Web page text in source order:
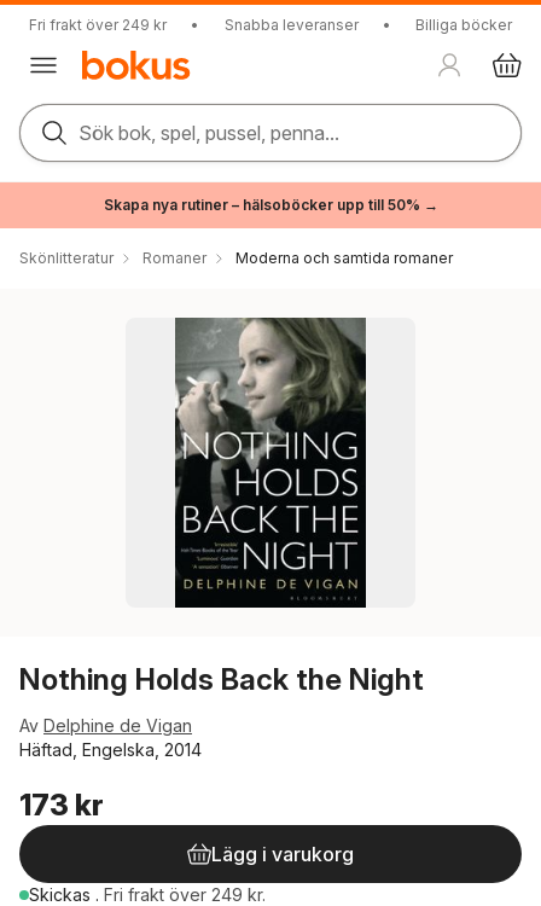
Fri frakt över 249 kr • Snabba leveranser • Billiga böcker
Sök bok, spel, pussel, penna...
Skapa nya rutiner – hälsoböcker upp till 50% →
Skönlitteratur Romaner Moderna och samtida romaner
Nothing Holds Back the Night
Av Delphine de Vigan
Häftad, Engelska, 2014
173 kr
Lägg i varukorg
Skickas . Fri frakt över 249 kr.